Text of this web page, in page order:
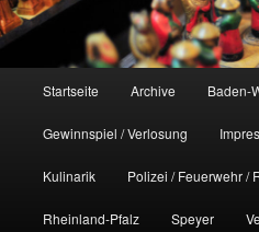
Startseite Archive Baden-
Gewinnspiel / Verlosung
Kulinarik Polizei / Feuerwehr /
Rheinland-Pfalz Speyer